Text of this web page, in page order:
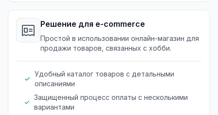
Решение для e-commerce
Простой в использовании онлайн-магазин для
продажи товаров, связанных с хобби.
Удобный каталог товаров с детальными
описаниями
Защищенный процесс оплаты с несколькими
вариантами